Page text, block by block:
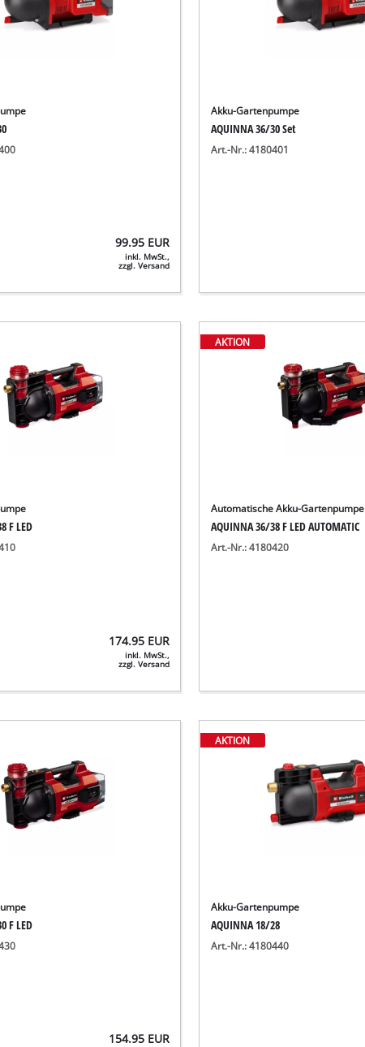
99.95 EUR
inkl. MwSt.,
zzgl. Versand
Akku-Gartenpumpe
AQUINNA 36/30 Set
Art.-Nr.: 4180401
F LED
174.95 EUR
inkl. MwSt.,
zzgl. Versand
AKTION
Automatische Akku-Gartenpumpe
AQUINNA 36/38 F LED AUTOMATIC
Art.-Nr.: 4180420
F LED
154.95 EUR
AKTION
Akku-Gartenpumpe
AQUINNA 18/28
Art.-Nr.: 4180440